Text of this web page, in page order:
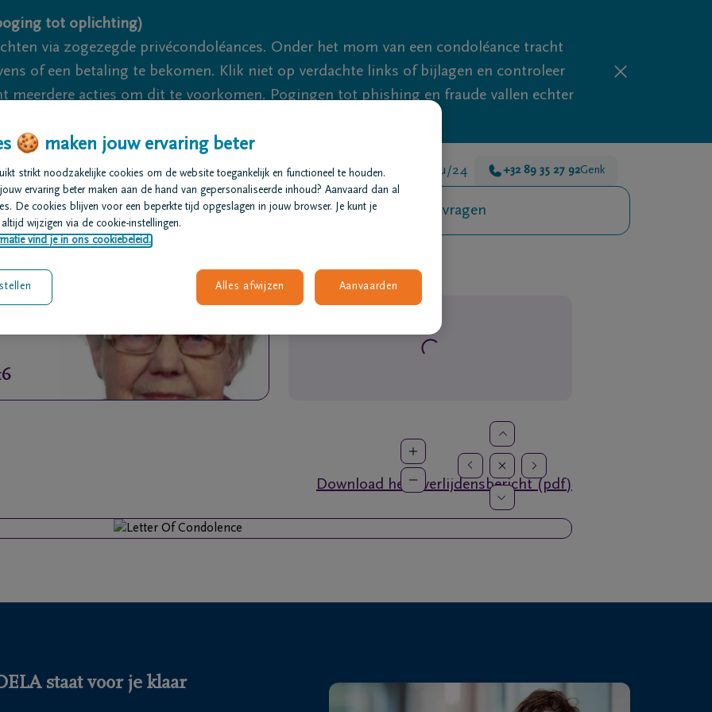
tot oplichting)
via zogezegde privécondoléances. Onder het mom van een condoléance tracht
of een betaling te bekomen. Klik niet op verdachte links of bijlagen en controleer
meerdere acties om dit te voorkomen. Pogingen tot phishing en fraude vallen echter
We zijn er voor je 24u/24 +32 89 35 27 92Genk
regelen Overlijdensberichten Ons uitvaartcentrum Veelgestelde vragen
Download het overlijdensbericht (pdf)
staat voor je klaar
🍪 maken jouw ervaring beter
strikt noodzakelijke cookies om de website toegankelijk en functioneel te houden.
ervaring beter maken aan de hand van gepersonaliseerde inhoud? Aanvaard dan al
De cookies blijven voor een beperkte tijd opgeslagen in jouw browser. Je kunt je
wijzigen via de cookie-instellingen.
vind je in ons cookiebeleid.
Alles afwijzen Aanvaarden